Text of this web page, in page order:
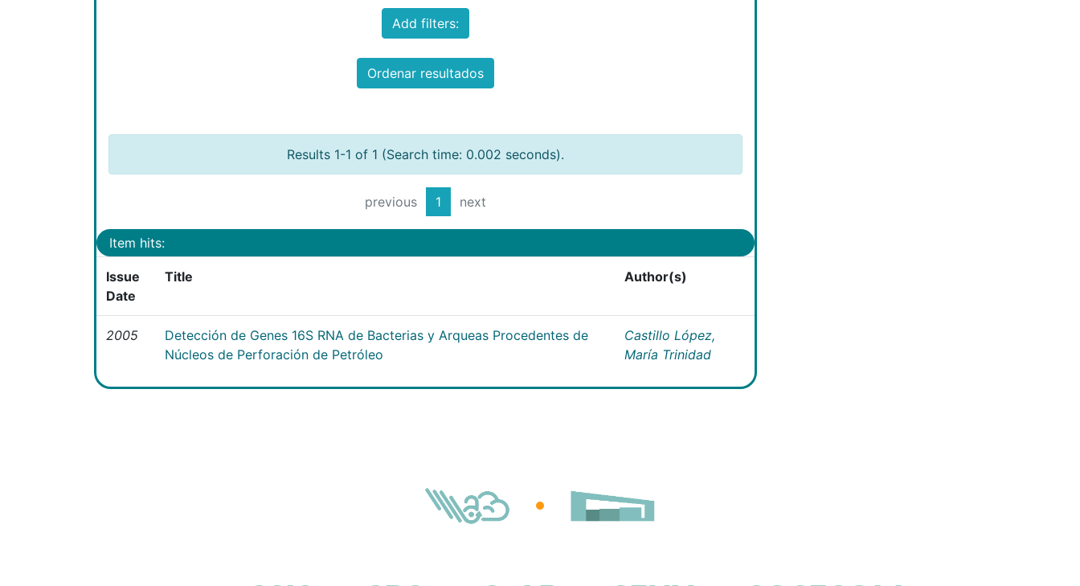
Add filters:
Ordenar resultados
Results 1-1 of 1 (Search time: 0.002 seconds).
previous 1 next
Item hits:
Issue
Date
Title Author(s)
2005
Detección de Genes 16S RNA de Bacterias y Arqueas Procedentes de
Núcleos de Perforación de Petróleo
Castillo López,
María Trinidad